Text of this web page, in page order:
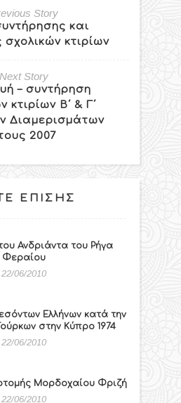
Story
και
σχολικών κτιρίων
Next Story
– συντήρηση
κτιρίων B΄ & Γ΄
Διαμερισμάτων
2007
ΕΠΊΣΗΣ
Ανδριάντα του Ρήγα
Φεραίου
22/06/2010
Ελλήνων κατά την
στην Κύπρο 1974
22/06/2010
Μορδοχαίου Φριζή
22/06/2010